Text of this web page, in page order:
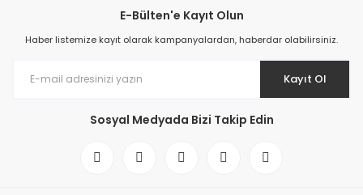
E-Bülten'e Kayıt Olun
Haber listemize kayıt olarak kampanyalardan, haberdar olabilirsiniz.
Kayıt Ol
Sosyal Medyada Bizi Takip Edin